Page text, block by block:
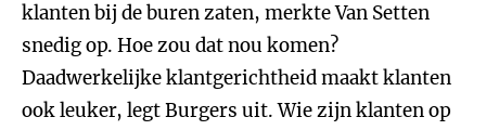
klanten bij de buren zaten, merkte Van Setten
snedig op. Hoe zou dat nou komen?
Daadwerkelijke klantgerichtheid maakt klanten
ook leuker, legt Burgers uit. Wie zijn klanten op